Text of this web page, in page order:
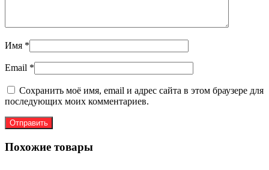
Имя *
Email *
Сохранить моё имя, email и адрес сайта в этом браузере для
последующих моих комментариев.
Похожие товары